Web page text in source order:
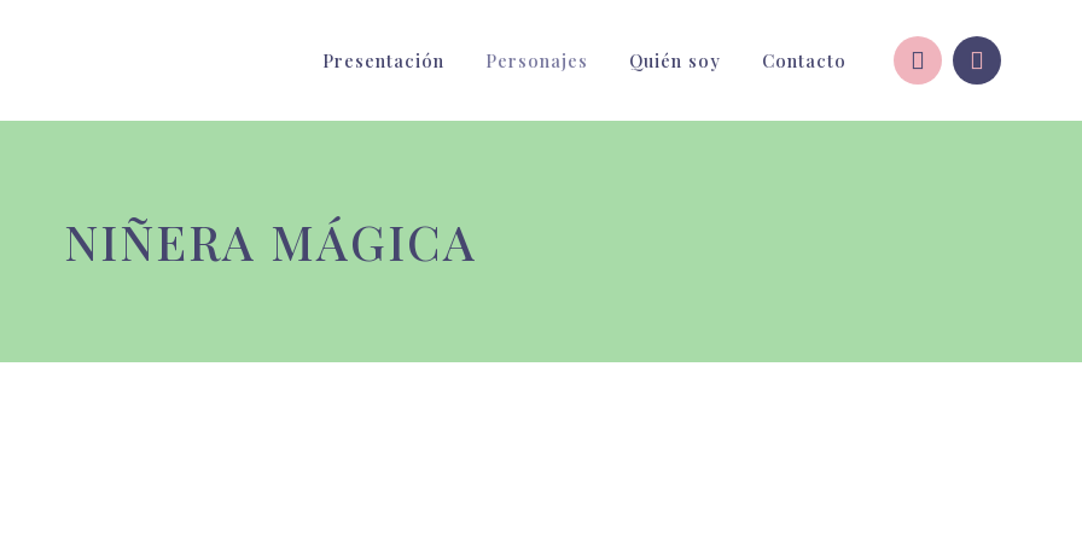
Presentación Personajes Quién soy Contacto
NIÑERA MÁGICA